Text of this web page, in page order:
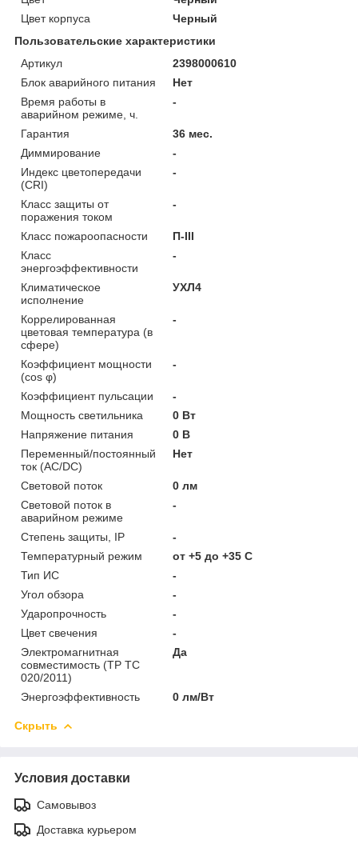
Цвет корпуса
Черный
Пользовательские характеристики
Артикул
2398000610
Блок аварийного питания
Нет
Время работы в
аварийном режиме, ч.
-
Гарантия
36 мес.
Диммирование
-
Индекс цветопередачи
(CRI)
-
Класс защиты от
поражения током
-
Класс пожароопасности
П-ІІІ
Класс
энергоэффективности
-
Климатическое
исполнение
УХЛ4
Коррелированная
цветовая температура (в
сфере)
-
Коэффициент мощности
(cos φ)
-
Коэффициент пульсации
-
Мощность светильника
0 Вт
Напряжение питания
0 В
Переменный/постоянный
ток (AC/DC)
Нет
Световой поток
0 лм
Световой поток в
аварийном режиме
-
Степень защиты, IP
-
Температурный режим
от +5 до +35 C
Тип ИС
-
Угол обзора
-
Ударопрочность
-
Цвет свечения
-
Электромагнитная
совместимость (ТР ТС
020/2011)
Да
Энергоэффективность 0 лм/Вт
Скрыть
Условия доставки
Самовывоз
Доставка курьером